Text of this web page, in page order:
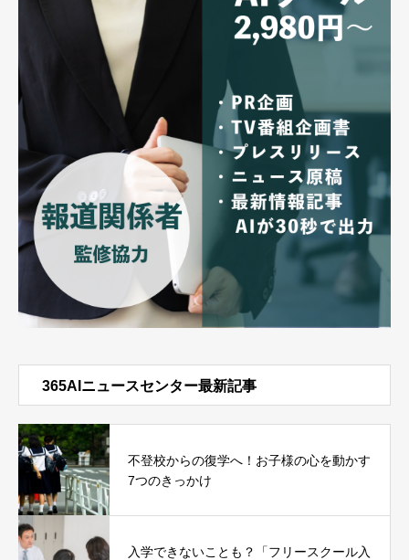
365AIニュースセンター最新記事
不登校からの復学へ！お子様の心を動かす
7つのきっかけ
入学できないことも？「フリースクール入